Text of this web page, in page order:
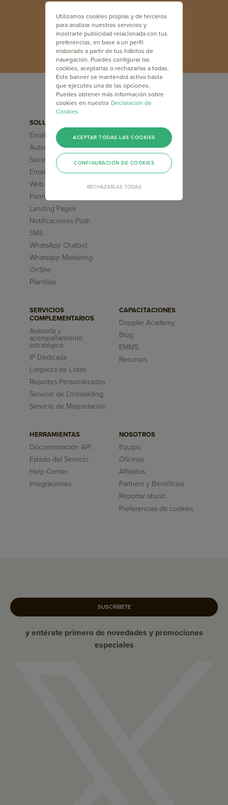
INSCRÍBETE GRATIS
SOLUCIONES
Email Marketing
Automation Marketing
Social Media ChatBot
Email Transaccional
Web Chatbot
Formularios
Landing Pages
Notificaciones Push
SMS
WhatsApp Chatbot
Whatsapp Marketing
OnSite
Plantillas
Segmentaciones
Flujos pre-diseñados
Inteligencia Artificial
SERVICIOS
COMPLEMENTARIOS
Asesoría y
acompañamiento
estratégico
IP Dedicada
Limpieza de Listas
Reportes Personalizados
Servicio de Onboarding
Servicio de Maquetación
CAPACITACIONES
Doppler Academy
Blog
EMMS
Recursos
HERRAMIENTAS
Documentación API
Estado del Servicio
Help Center
Integraciones
NOSOTROS
Equipo
Oficinas
Afiliados
Partners y Beneficios
Reportar abuso
Preferencias de cookies
SUSCRÍBETE
y entérate primero de novedades y promociones
especiales
Utilizamos cookies propias y de terceros
para analizar nuestros servicios y
mostrarte publicidad relacionada con tus
preferencias, en base a un perfil
elaborado a partir de tus hábitos de
navegación. Puedes configurar las
cookies, aceptarlas o rechazarlas a todas.
Este banner se mantendrá activo hasta
que ejecutes una de las opciones.
Puedes obtener más información sobre
cookies en nuestra Declaración de
Cookies
RECHAZARLAS TODAS
ACEPTAR TODAS LAS COOKIES
CONFIGURACIÓN DE COOKIES